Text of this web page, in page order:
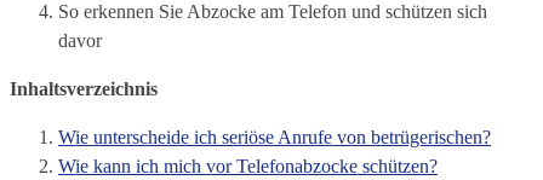
So erkennen Sie Abzocke am Telefon und schützen sich
davor
Inhaltsverzeichnis
Wie unterscheide ich seriöse Anrufe von betrügerischen?
Wie kann ich mich vor Telefonabzocke schützen?